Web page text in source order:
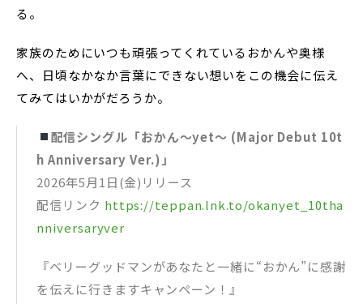
る。
家族のためにいつも頑張ってくれているおかんや奥様
へ、日頃なかなか言葉にできない想いをこの機会に伝え
てみてはいかがだろうか。
配信シングル「おかん〜yet〜 (Major Debut 10t
h Anniversary Ver.)」
2026年5月1日(金)リリース
配信リンク https://teppan.lnk.to/okanyet_10tha
nniversaryver
『ベリーグッドマンがあなたと一緒に“おかん”に感謝
を伝えに行きますキャンペーン！』